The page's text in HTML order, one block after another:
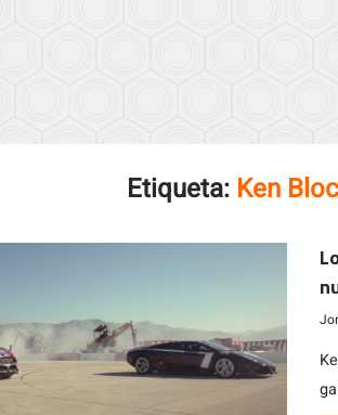
Etiqueta: Ken